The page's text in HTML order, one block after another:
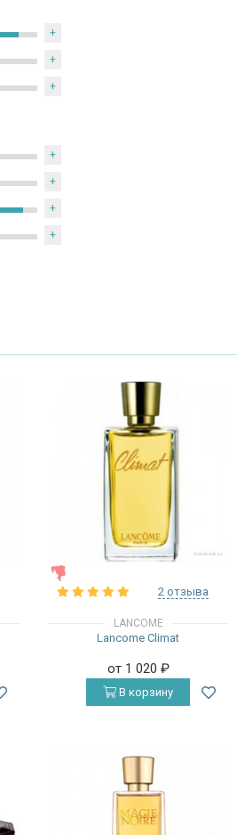
+
+
+
+
+
+
+
2 отзыва
LANCOME
Lancome Climat
от 1 020 ₽
В корзину